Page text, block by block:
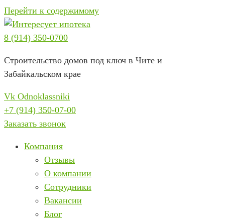
Перейти к содержимому
8 (914) 350-0700
Строительство домов под ключ в Чите и
Забайкальском крае
Vk Odnoklassniki
+7 (914) 350-07-00
Заказать звонок
Компания
Отзывы
О компании
Сотрудники
Вакансии
Блог